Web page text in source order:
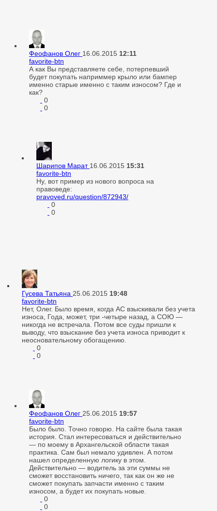
Феофанов Олег 16.06.2015 12:11
favorite-btn
А как Вы представляете себе, потерпевший
будет покупать наприммер крыло или бампер
именно старые именно с таким износом? Где и
как?
0
0
Шарипов Марат 16.06.2015 15:31
favorite-btn
Ну, вот пример из нового вопроса на
правоведе:
pravoved.ru/question/872943/
0
0
Гусева Татьяна 25.06.2015 19:48
favorite-btn
Нет, Олег. Было время, когда АС взыскивали без учета
износа, Года, может, три -четыре назад, а СОЮ —
никогда не встречала. Потом все суды пришли к
выводу, что взыскание без учета износа приводит к
неосновательному обогащению.
0
0
Феофанов Олег 25.06.2015 19:57
favorite-btn
Было было. Точно говорю. На сайте была такая
история. Стал интересоваться и действительно
— по моему в Архангельской области такая
практика. Сам был немало удивлен. А потом
нашел определенную логику в этом.
Действительно — водитель за эти суммы не
сможет восстановить ничего, так как он же не
сможет покупать запчасти именно с таким
износом, а будет их покупать новые.
0
0